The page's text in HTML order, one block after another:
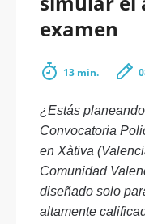
examen
13 min.
¿Estás
Convocatoria
en Xàtiva
Comunidad
diseñado solo
altamente